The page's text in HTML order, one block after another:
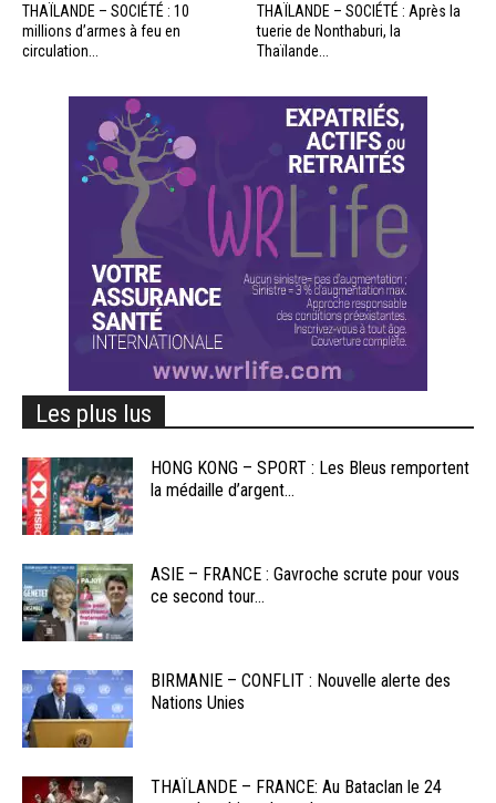
THAÏLANDE – SOCIÉTÉ : 10
millions d’armes à feu en
circulation...
THAÏLANDE – SOCIÉTÉ : Après la
tuerie de Nonthaburi, la
Thaïlande...
Les plus lus
HONG KONG – SPORT : Les Bleus remportent
la médaille d’argent...
ASIE – FRANCE : Gavroche scrute pour vous
ce second tour...
BIRMANIE – CONFLIT : Nouvelle alerte des
Nations Unies
THAÏLANDE – FRANCE: Au Bataclan le 24